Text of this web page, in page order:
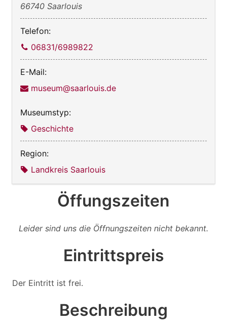
66740 Saarlouis
Telefon:
06831/6989822
E-Mail:
museum@saarlouis.de
Museumstyp:
Geschichte
Region:
Landkreis Saarlouis
Öffungszeiten
Leider sind uns die Öffnungszeiten nicht bekannt.
Eintrittspreis
Der Eintritt ist frei.
Beschreibung